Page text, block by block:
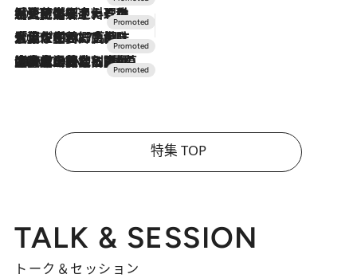
2026.7.24
【夏限定ディナーコース】旬を迎える稚鮎や花ズッキーニなどをイタリア・トスカーナの郷土料理の手法で満喫！
2026.7.17
「土佐和ハーブかき氷」がOMO7高知に登場！生姜、山椒、大葉など目にも舌にも涼を呼ぶ郷土の味
2026.7.10
NEW OPEN！【界 草津】名湯の地に誕生。趣の異なる2種の温泉と上州ならではの会席・蕎麦割烹など美食を味わう究極の癒やし旅
特集 TOP
TALK & SESSION
トーク＆セッション